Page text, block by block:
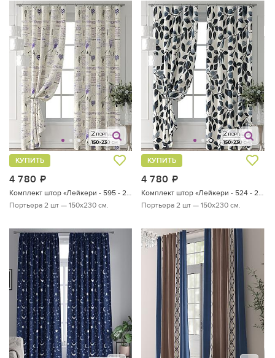
4 780
КУПИТЬ
Комплект штор «Лейкери - 595 - 230 см»
Портьера 2 шт — 150х230 см.
4 780
КУПИТЬ
Комплект штор «Лейкери - 524 - 230 см»
Портьера 2 шт — 150х230 см.